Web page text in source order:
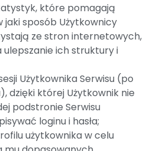
które pomagają
jaki sposób Użytkownicy
ze stron internetowych,
ulepszanie ich struktury i
Użytkownika Serwisu (po
dzięki której Użytkownik nie
podstronie Serwisu
loginu i hasła;
użytkownika w celu